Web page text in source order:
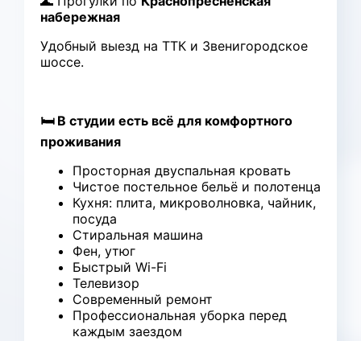
набережная
Удобный выезд на ТТК и Звенигородское
шоссе.
🛏 В студии есть всё для комфортного
проживания
Просторная двуспальная кровать
Чистое постельное бельё и полотенца
Кухня: плита, микроволновка, чайник,
посуда
Стиральная машина
Фен, утюг
Быстрый Wi-Fi
Телевизор
Современный ремонт
Профессиональная уборка перед
каждым заездом